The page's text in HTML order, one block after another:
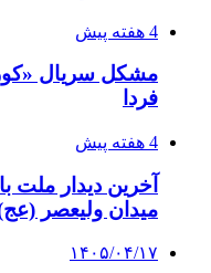
4 هفته پیش
مشکل سریال
فردا
4 هفته پیش
آخرین دیدار ملت
میدان ولیعصر
۱۴۰۵/۰۴/۱۷